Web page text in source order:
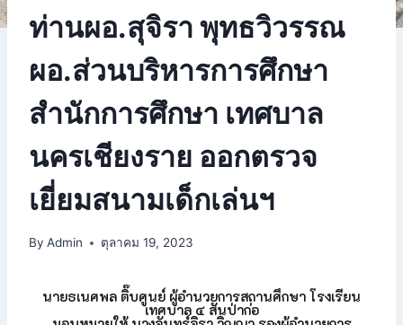
ท่านผอ.สุจิรา พุทธวิวรรณ
ผอ.ส่วนบริหารการศึกษา
สำนักการศึกษา เทศบาล
นครเชียงราย ออกตรวจ
เยี่ยมสนามเด็กเล่นฯ
By Admin ตุลาคม 19, 2023
นายธเนศพล ติ๊บศูนย์ ผู้อำนวยการสถานศึกษา โรงเรียน
เทศบาล ๔ สันป่าก่อ